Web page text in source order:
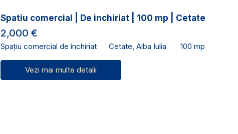
Spatiu comercial | De inchiriat | 100 mp | Cetate
2,000 €
Spațiu comercial de închiriat Cetate, Alba Iulia 100 mp
Vezi mai multe detalii